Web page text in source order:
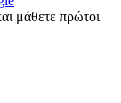
μάθετε πρώτοι